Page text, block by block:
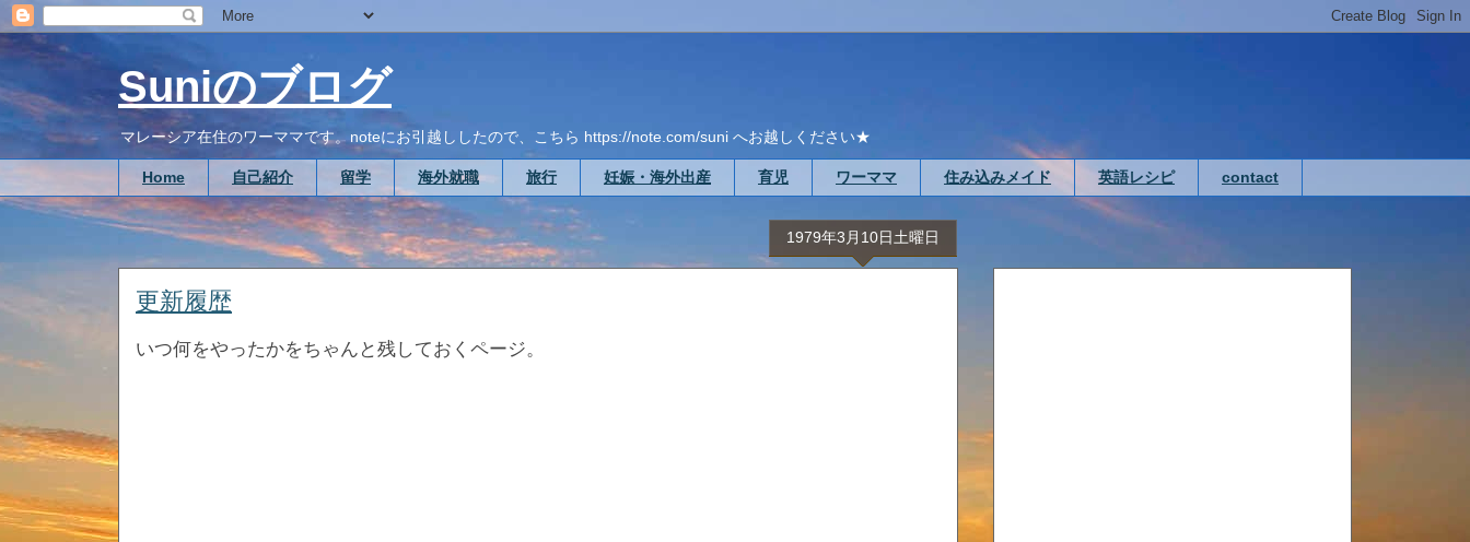
Suniのブログ
マレーシア在住のワーママです。noteにお引越ししたので、こちら https://note.com/suni へお越しください★
Home 自己紹介 留学 海外就職 旅行 妊娠・海外出産 育児 ワーママ 住み込みメイド 英語レシピ contact
1979年3月10日土曜日
更新履歴
いつ何をやったかをちゃんと残しておくページ。